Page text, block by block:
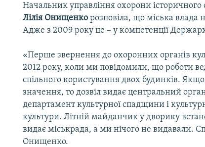
Начальник управління охорони історичного
Лілія Онищенкорозповіла, що міська влада
Адже з 2009 року це – у компетенції
«Перше звернення до охоронних органів
2012 року, коли ми повідомили, що роботи
спільного користування двох будинків.
значення, то дозвіл видає центральний
департамент культурної спадщини і
культури. Літній майданчик у дворику
видає міськрада, а ми нічого не видавали.
Онищенко.